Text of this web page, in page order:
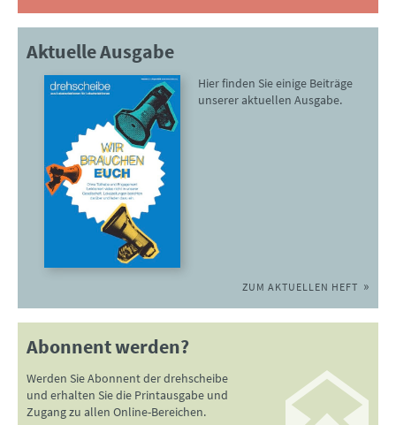
Aktuelle Ausgabe
Hier finden Sie einige Beiträge
unserer aktuellen Ausgabe.
ZUM AKTUELLEN HEFT
Abonnent werden?
Werden Sie Abonnent der drehscheibe
und erhalten Sie die Printausgabe und
Zugang zu allen Online-Bereichen.